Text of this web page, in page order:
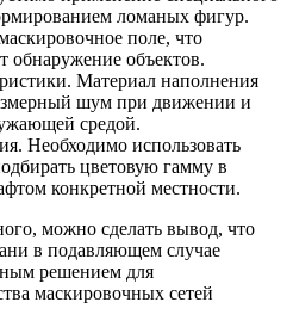
ломаных фигур.
поле, что
обнаружение объектов.
Материал наполнения
шум при движении и
средой.
Необходимо использовать
цветовую гамму в
конкретной местности.
можно сделать вывод, что
в подавляющем случае
решением для
маскировочных сетей